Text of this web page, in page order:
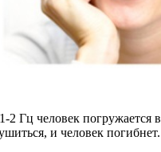
2 Гц человек
и человек погибнет.